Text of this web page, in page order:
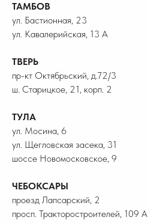
ТАМБОВ
ул. Бастионная, 23
ул. Кавалерийская, 13 А
ТВЕРЬ
пр-кт Октябрьский, д.72/3
ш. Старицкое, 21, корп. 2
ТУЛА
ул. Мосина, 6
ул. Щегловская засека, 31
шоссе Новомосковское, 9
ЧЕБОКСАРЫ
проезд Лапсарский, 2
просп. Тракторостроителей, 109 А